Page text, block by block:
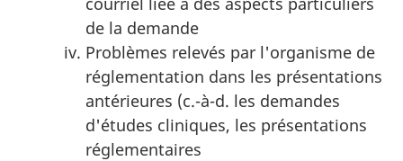
de la demande
Problèmes relevés par l'organisme de
réglementation dans les présentations
antérieures (c.-à-d. les demandes
d'études cliniques, les présentations
réglementaires